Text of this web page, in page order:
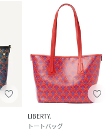
LIBERTY.
トートバッグ